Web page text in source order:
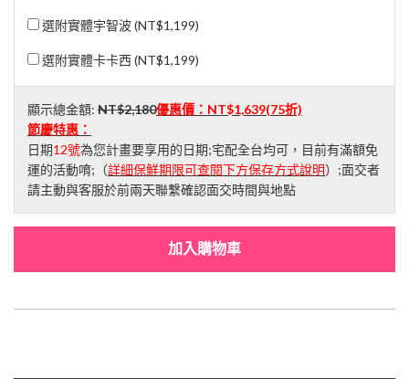
選附實體宇智波 (NT$1,199)
選附實體卡卡西 (NT$1,199)
顯示總金額: NT$2,180優惠價： NT$1,639(75折)
節慶特惠：
日期12號為您計畫要享用的日期;宅配全台均可，目前有滿額免
運的活動唷;（詳細保鮮期限可查閱下方保存方式說明）;面交者
請主動與客服於前兩天聯繫確認面交時間與地點
加入購物車